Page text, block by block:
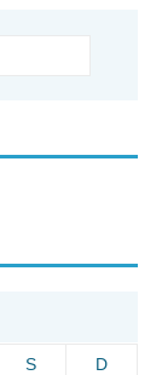
S D